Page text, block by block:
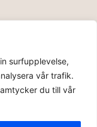
surfupplevelse,
vår trafik.
du till vår
som innehas av
och